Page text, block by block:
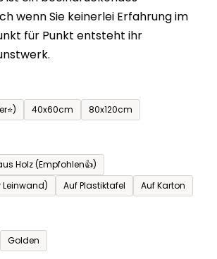
wenn Sie keinerlei Erfahrung im
für Punkt entsteht ihr
40x60cm 80x120cm
Holz (Empfohlen👍)
Auf Plastiktafel Auf Karton
Golden